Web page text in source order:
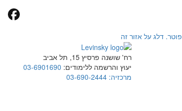
פוטר. דלג על אזור זה
רח' שושנה פרסיץ 15, תל אביב
יעוץ והרשמה ללימודים: 03-6901690
מרכזיה: 03-690-2444